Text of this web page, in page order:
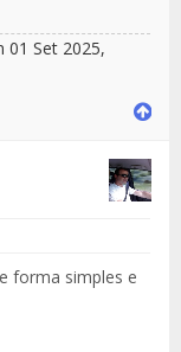
01 Set 2025,
forma simples e